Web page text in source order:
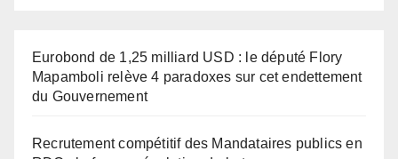
Eurobond de 1,25 milliard USD : le député Flory
Mapamboli relève 4 paradoxes sur cet endettement
du Gouvernement
Recrutement compétitif des Mandataires publics en